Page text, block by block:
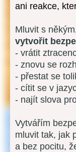
ani reakce,
Mluvit s
vytvořit
- vrátit
- znovu se
- přestat se
- cítit se v
- najít slova
Vytvářím
mluvit tak, jak
a bez pocitu,